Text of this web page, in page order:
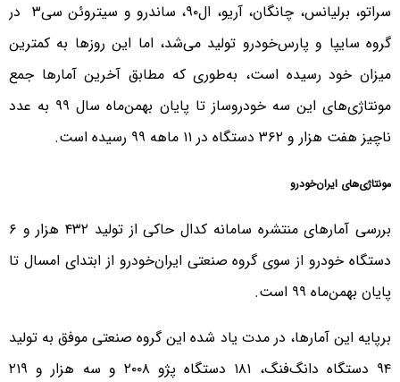
سراتو، برلیانس، چانگان، آریو، ال۹۰، ساندرو و سیتروئن سی۳ در
گروه سایپا و پارس‌خودرو تولید می‌شد، اما این روزها به کمترین
میزان خود رسیده است، به‌طوری که مطابق آخرین آمارها جمع
مونتاژی‌های این سه خودروساز تا پایان بهمن‌ماه سال ۹۹ به عدد
ناچیز هفت هزار و ۳۶۲ دستگاه در ۱۱ ماهه ۹۹ رسیده است.
مونتاژی‌های ایران‌خودرو
بررسی آمارهای منتشره سامانه کدال حاکی از تولید ۴۳۲ هزار و ۶
دستگاه خودرو از سوی گروه صنعتی ایران‌خودرو از ابتدای امسال تا
پایان بهمن‌ماه ۹۹ است.
برپایه این آمارها، در مدت یاد شده این گروه صنعتی موفق به تولید
۹۴ دستگاه دانگ‌فنگ، ۱۸۱ دستگاه پژو ۲۰۰۸ و سه هزار و ۲۱۹